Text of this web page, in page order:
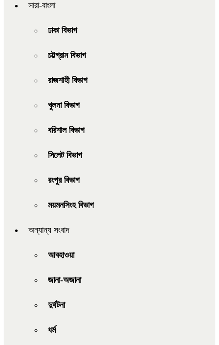
সারা-বাংলা
ঢাকা বিভাগ
চট্টগ্রাম বিভাগ
রাজশাহী বিভাগ
খুলনা বিভাগ
বরিশাল বিভাগ
সিলেট বিভাগ
রংপুর বিভাগ
ময়মনসিংহ বিভাগ
অন্যান্য সংবাদ
আবহাওয়া
জানা-অজানা
দুর্ঘটনা
ধর্ম